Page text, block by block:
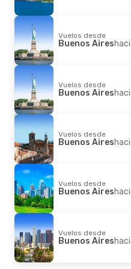
Vuelos desde
Buenos Aires
Vuelos desde
Buenos Aires
Vuelos desde
Buenos Aires
Vuelos desde
Buenos Aires
Vuelos desde
Buenos Aires